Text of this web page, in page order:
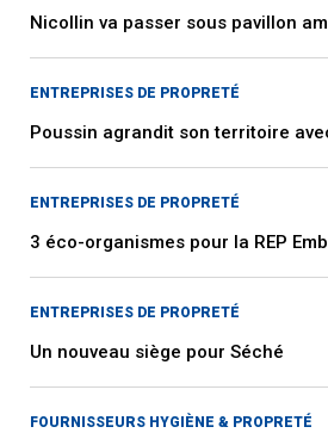
Nicollin va passer sous pavillon
ENTREPRISES DE PROPRETÉ
Poussin agrandit son territoire
ENTREPRISES DE PROPRETÉ
3 éco-organismes pour la REP
ENTREPRISES DE PROPRETÉ
Un nouveau siège pour Séché
FOURNISSEURS HYGIÈNE & PROPRETÉ